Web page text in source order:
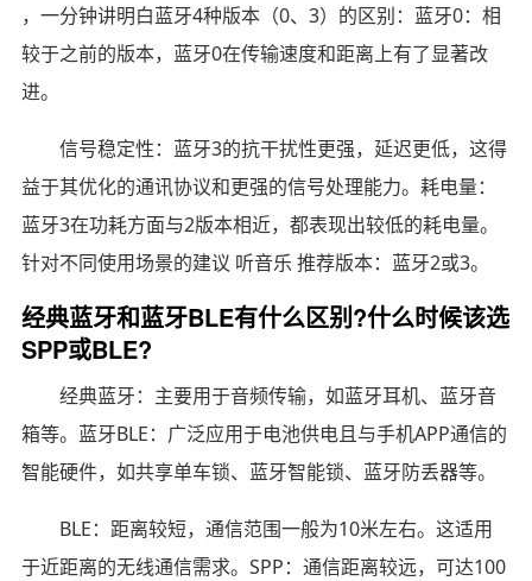
，一分钟讲明白蓝牙4种版本（0、3）的区别：蓝牙0：相
较于之前的版本，蓝牙0在传输速度和距离上有了显著改
进。
信号稳定性：蓝牙3的抗干扰性更强，延迟更低，这得
益于其优化的通讯协议和更强的信号处理能力。耗电量：
蓝牙3在功耗方面与2版本相近，都表现出较低的耗电量。
针对不同使用场景的建议 听音乐 推荐版本：蓝牙2或3。
经典蓝牙和蓝牙BLE有什么区别?什么时候该选
SPP或BLE?
经典蓝牙：主要用于音频传输，如蓝牙耳机、蓝牙音
箱等。蓝牙BLE：广泛应用于电池供电且与手机APP通信的
智能硬件，如共享单车锁、蓝牙智能锁、蓝牙防丢器等。
BLE：距离较短，通信范围一般为10米左右。这适用
于近距离的无线通信需求。SPP：通信距离较远，可达100